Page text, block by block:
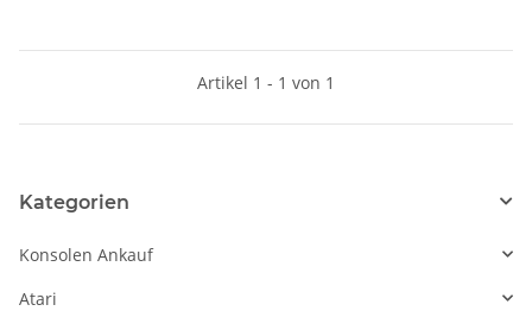
Artikel 1 - 1 von 1
Kategorien
Konsolen Ankauf
Atari